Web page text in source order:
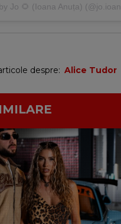
Jo 🌻 (Ioana Anuța)
despre: Alice Tudor